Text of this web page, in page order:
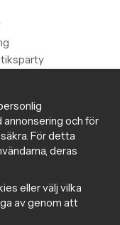
och för
För detta
deras
eller välj vilka
av genom att